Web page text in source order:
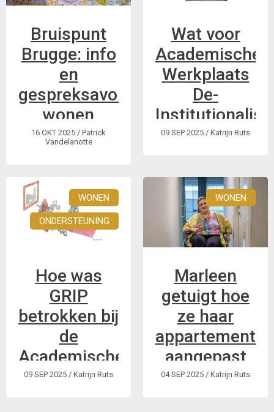
Bruispunt
Brugge: info
en
gespreksavond
wonen
woensdag 19
16 OKT 2025 / Patrick
Vandelanotte
Wat voor
Academische
Werkplaats
De-
is er nodig in
toekomst?
09 SEP 2025 / Katrijn Ruts
WONEN
ONDERSTEUNING
Hoe was
GRIP
betrokken bij
de
Academische
Werkplaats
09 SEP 2025 / Katrijn Ruts
WONEN
Marleen
getuigt hoe
ze haar
appartement
aangepast
liet bouwen.
04 SEP 2025 / Katrijn Ruts